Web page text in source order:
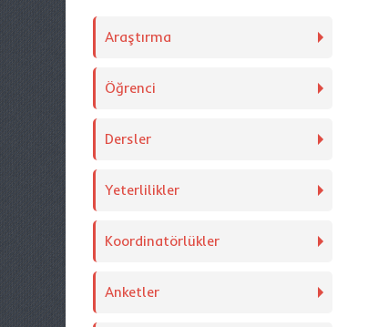
Araştırma
Öğrenci
Dersler
Yeterlilikler
Koordinatörlükler
Anketler